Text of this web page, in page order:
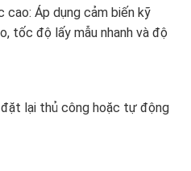
Áp dụng cảm biến kỹ
tốc độ lấy mẫu nhanh và độ
lại thủ công hoặc tự động